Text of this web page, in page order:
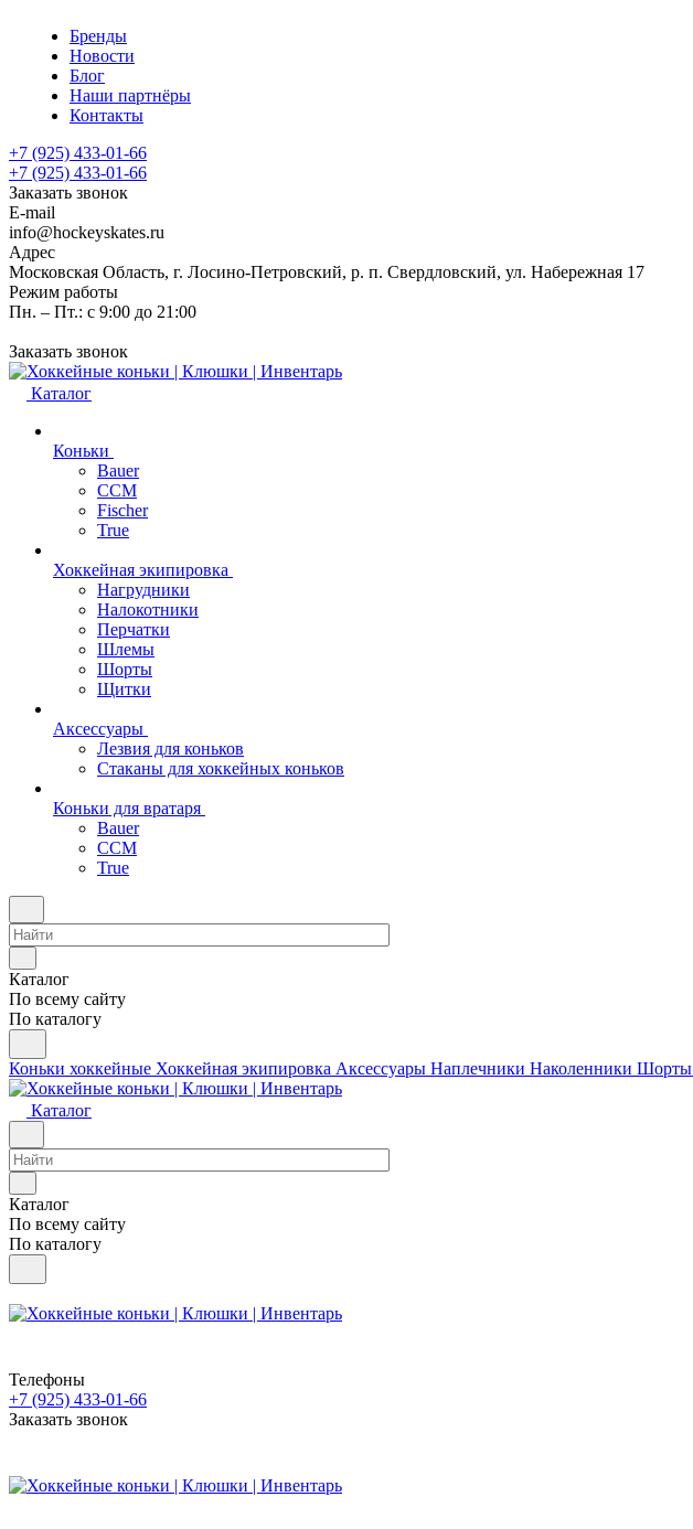
Бренды
Новости
Блог
Наши партнёры
Контакты
+7 (925) 433-01-66
+7 (925) 433-01-66
Заказать звонок
E-mail
info@hockeyskates.ru
Адрес
Московская Область, г. Лосино-Петровский, р. п. Свердловский, ул. Набережная 17
Режим работы
Пн. – Пт.: с 9:00 до 21:00
Заказать звонок
Каталог
Коньки
Bauer
CCM
Fischer
True
Хоккейная экипировка
Нагрудники
Налокотники
Перчатки
Шлемы
Шорты
Щитки
Аксессуары
Лезвия для коньков
Стаканы для хоккейных коньков
Коньки для вратаря
Bauer
CCM
True
Каталог
По всему сайту
По каталогу
Коньки хоккейные Хоккейная экипировка Аксессуары Наплечники Наколенники Шорты
Каталог
Каталог
По всему сайту
По каталогу
Телефоны
+7 (925) 433-01-66
Заказать звонок